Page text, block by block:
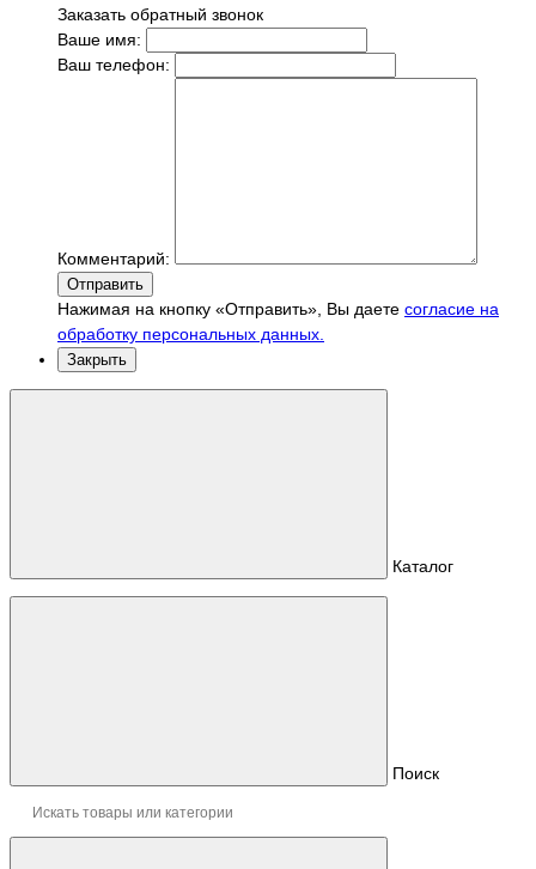
Заказать обратный звонок
Ваше имя:
Ваш телефон:
Комментарий:
Отправить
Нажимая на кнопку «Отправить», Вы даете согласие на
обработку персональных данных.
Закрыть
Каталог
Поиск